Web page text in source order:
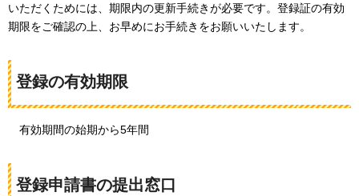
いただくためには、期限内の更新手続きが必要です。登録証の有効
期限をご確認の上、お早めにお手続きをお願いいたします。
登録の有効期限
有効期間の始期から5年間
登録申請書の提出窓口